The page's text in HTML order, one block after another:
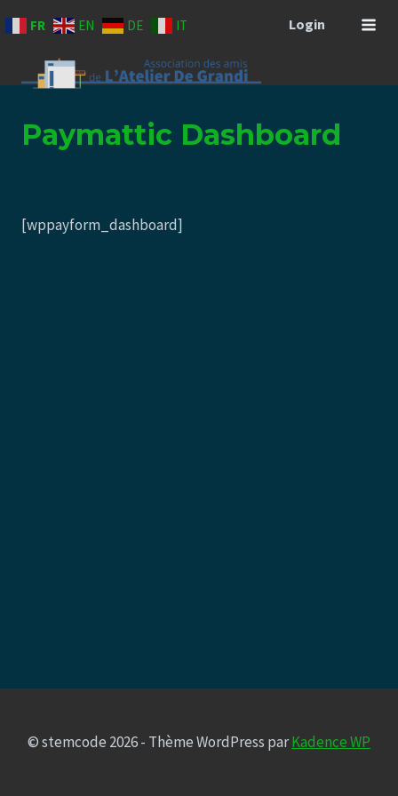
au
contenu
FR EN DE IT Login
Paymattic Dashboard
[wppayform_dashboard]
© stemcode 2026 - Thème WordPress parKadence WP